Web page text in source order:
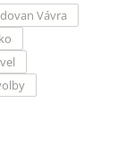
Vávra